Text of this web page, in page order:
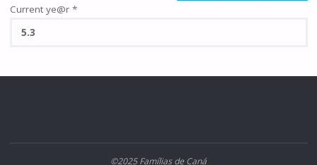
Current ye@r *
©2025 Famílias de Caná